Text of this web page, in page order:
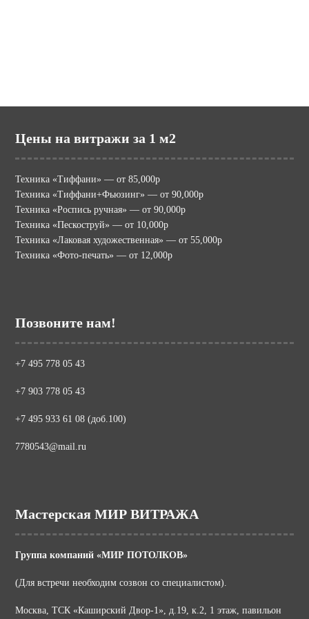
Цены на витражи за 1 м2
Техника «Тиффани» — от 85,000р
Техника «Тиффани+Фьюзинг» — от 90,000р
Техника «Роспись ручная» — от 90,000р
Техника «Пескоструй» — от 10,000р
Техника «Лаковая художественная» — от 55,000р
Техника «Фото-печать» — от 12,000р
Позвоните нам!
+7 495 778 05 43
+7 903 778 05 43
+7 495 933 61 08 (доб.100)
7780543@mail.ru
Мастерская МИР ВИТРАЖА
Группа компаний «МИР ПОТОЛКОВ»
(Для встречи необходим созвон со специалистом).
Москва, ТСК «Каширский Двор-1», д.19, к.2, 1 этаж, павильон